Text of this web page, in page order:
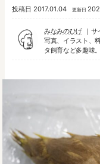
投稿日 2017.01.04 更新日
みなみのひげ
サ
写真、イラスト、
タ飼育など多趣味。